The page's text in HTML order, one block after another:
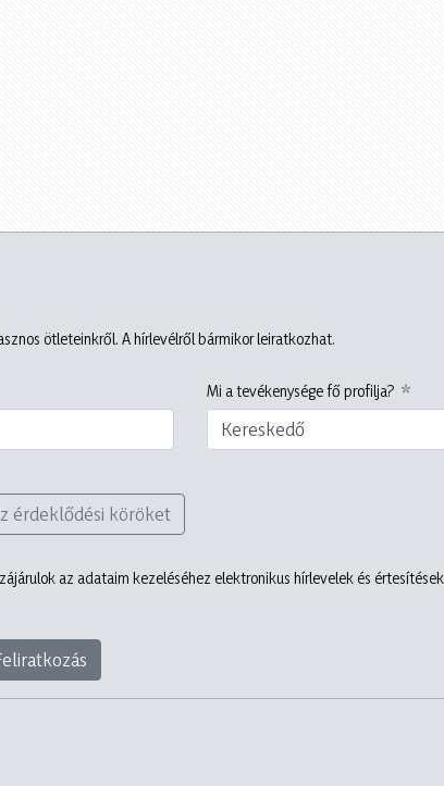
ötleteinkről. A hírlevélről bármikor leiratkozhat.
Mi a tevékenysége fő profilja?
Kereskedő
érdeklődési köröket
az adataim kezeléséhez elektronikus hírlevelek és értesítések